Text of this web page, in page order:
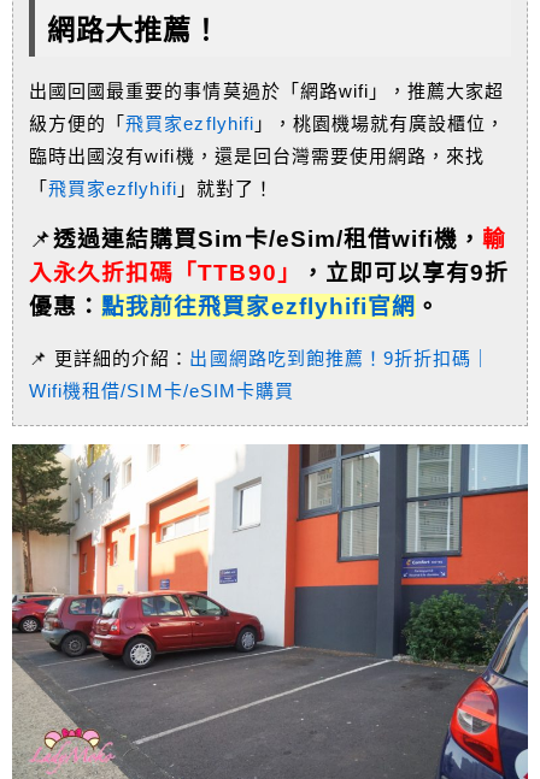
網路大推薦！
出國回國最重要的事情莫過於「網路wifi」，推薦大家超
級方便的「飛買家ezflyhifi 」，桃園機場就有廣設櫃位，
臨時出國沒有wifi機，還是回台灣需要使用網路，來找
「飛買家ezflyhifi 」就對了！
📌透過連結購買Sim卡/eSim/租借wifi機，輸
入永久折扣碼「TTB90」
， 立即可以享有9折
優惠： 點我前往飛買家ezflyhifi官網 。
📌 更詳細的介紹： 出國網路吃到飽推薦！9折折扣碼｜
Wifi機租借/SIM卡/eSIM卡購買